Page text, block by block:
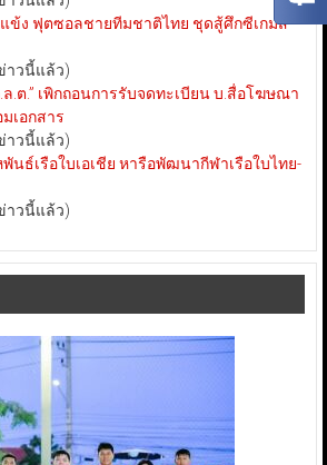
ข้ง ฟุตซอลชายทีมชาติไทย ชุดสู้ศึกซีเกมส์
าวนี้แล้ว)
.ล.ต.” เพิกถอนการรับจดทะเบียน บ.สื่อโฆษณา
เอกสาร
าวนี้แล้ว)
นธ์เรือใบเอเชีย หารือพัฒนากีฬาเรือใบไทย-
าวนี้แล้ว)